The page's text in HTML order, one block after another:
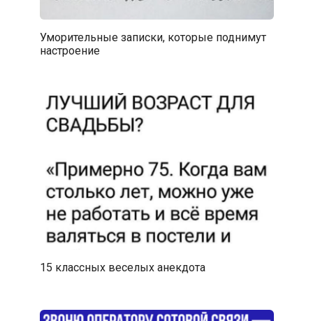
Уморительные записки, которые поднимут
настроение
15 классных веселых анекдота